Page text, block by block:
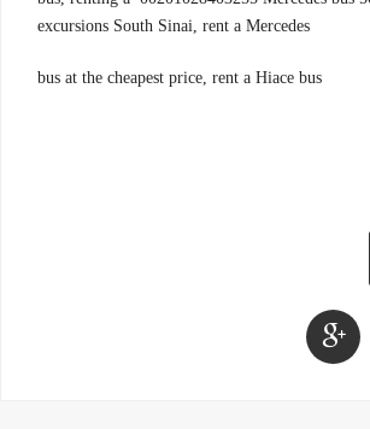
excursions South Sinai, rent a Mercedes
bus at the cheapest price, rent a Hiace bus